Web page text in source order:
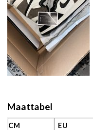
Maattabel
CM EU